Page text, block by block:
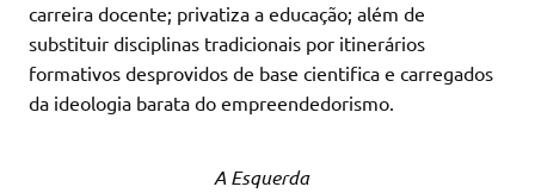
carreira docente; privatiza a educação; além de
substituir disciplinas tradicionais por itinerários
formativos desprovidos de base cientifica e carregados
da ideologia barata do empreendedorismo.
A Esquerda